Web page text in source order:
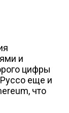
и
цифры
еще и
что